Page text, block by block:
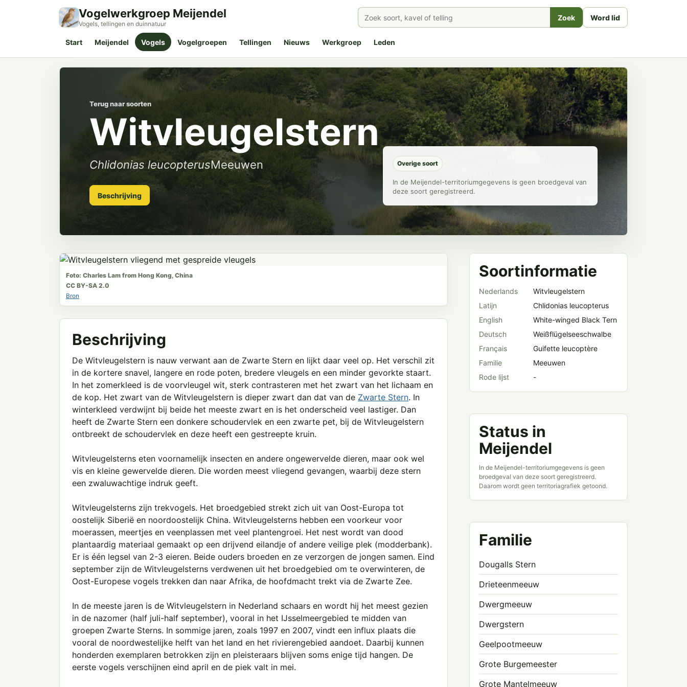
Vogelwerkgroep Meijendel
Vogels, tellingen en duinnatuur
Zoek Word lid
Start Meijendel Vogels Vogelgroepen Tellingen Nieuws Werkgroep Leden
Terug naar soorten
Witvleugelstern
Chlidonias leucopterusMeeuwen
Beschrijving
Overige soort
In de Meijendel-territoriumgegevens is geen broedgeval van
deze soort geregistreerd.
Foto: Charles Lam from Hong Kong, China
CC BY-SA 2.0
Bron
Beschrijving
De Witvleugelstern is nauw verwant aan de Zwarte Stern en lijkt daar veel op. Het verschil zit
in de kortere snavel, langere en rode poten, bredere vleugels en een minder gevorkte staart.
In het zomerkleed is de voorvleugel wit, sterk contrasteren met het zwart van het lichaam en
de kop. Het zwart van de Witvleugelstern is dieper zwart dan dat van de Zwarte Stern. In
winterkleed verdwijnt bij beide het meeste zwart en is het onderscheid veel lastiger. Dan
heeft de Zwarte Stern een donkere schoudervlek en een zwarte pet, bij de Witvleugelstern
ontbreekt de schoudervlek en deze heeft een gestreepte kruin.
Witvleugelsterns eten voornamelijk insecten en andere ongewervelde dieren, maar ook wel
vis en kleine gewervelde dieren. Die worden meest vliegend gevangen, waarbij deze stern
een zwaluwachtige indruk geeft.
Witvleugelsterns zijn trekvogels. Het broedgebied strekt zich uit van Oost-Europa tot
oostelijk Siberië en noordoostelijk China. Witvleugelsterns hebben een voorkeur voor
moerassen, meertjes en veenplassen met veel plantengroei. Het nest wordt van dood
plantaardig materiaal gemaakt op een drijvend eilandje of andere veilige plek (modderbank).
Er is één legsel van 2-3 eieren. Beide ouders broeden en ze verzorgen de jongen samen. Eind
september zijn de Witvleugelsterns verdwenen uit het broedgebied om te overwinteren, de
Oost-Europese vogels trekken dan naar Afrika, de hoofdmacht trekt via de Zwarte Zee.
In de meeste jaren is de Witvleugelstern in Nederland schaars en wordt hij het meest gezien
in de nazomer (half juli-half september), vooral in het IJsselmeergebied te midden van
groepen Zwarte Sterns. In sommige jaren, zoals 1997 en 2007, vindt een influx plaats die
vooral de noordwestelijke helft van het land en het rivierengebied aandoet. Daarbij kunnen
honderden exemplaren betrokken zijn en pleisteraars blijven soms enige tijd hangen. De
eerste vogels verschijnen eind april en de piek valt in mei.
Soortinformatie
Nederlands
Witvleugelstern
Latijn
Chlidonias leucopterus
English
White-winged Black Tern
Deutsch
Weißflügelseeschwalbe
Français
Guifette leucoptère
Familie
Meeuwen
Rode lijst
-
Status in
Meijendel
In de Meijendel-territoriumgegevens is geen
broedgeval van deze soort geregistreerd.
Daarom wordt geen territoriagrafiek getoond.
Familie
Dougalls Stern
Drieteenmeeuw
Dwergmeeuw
Dwergstern
Geelpootmeeuw
Grote Burgemeester
Grote Mantelmeeuw